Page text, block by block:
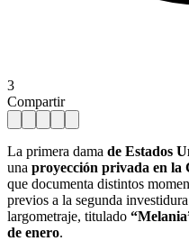
3
Compartir
La primera dama de Estados
una proyección privada en la
que documenta distintos
previos a la segunda
largometraje, titulado
de enero.